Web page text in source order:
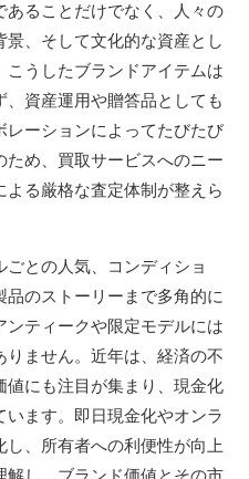
ることだけでなく、人々の
、そして文化的な資産とし
うしたブランドアイテムは
資産運用や贈答品としても
ーションによってたびたび
め、買取サービスへのニー
る厳格な査定体制が整えら
との人気、コンディショ
のストーリーまで多角的に
ティークや限定モデルには
ません。近年は、経済の不
にも注目が集まり、現金化
ます。即日現金化やオンラ
、所有者への利便性が向上